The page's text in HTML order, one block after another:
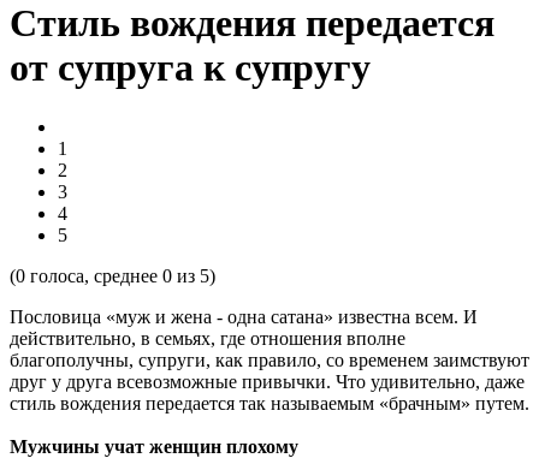
Стиль вождения передается
от супруга к супругу
1
2
3
4
5
(0 голоса, среднее 0 из 5)
Пословица «муж и жена - одна сатана» известна всем. И
действительно, в семьях, где отношения вполне
благополучны, супруги, как правило, со временем заимствуют
друг у друга всевозможные привычки. Что удивительно, даже
стиль вождения передается так называемым «брачным» путем.
Мужчины учат женщин плохому